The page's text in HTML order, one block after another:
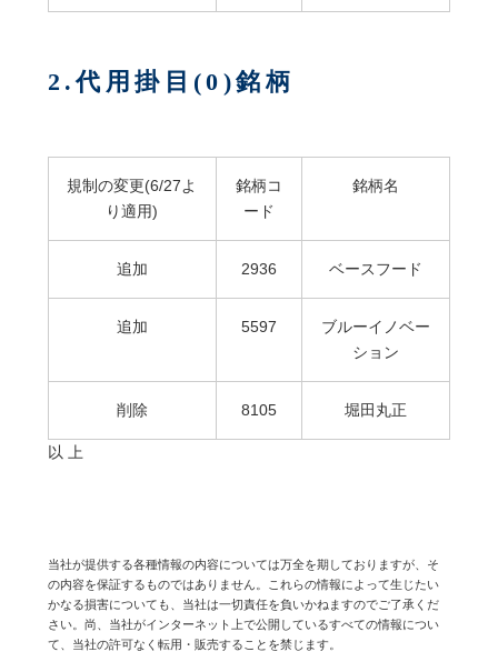
2.代用掛目(0)銘柄
規制の変更(6/27よ
り適用)
銘柄コ
ード
銘柄名
追加 2936 ベースフード
追加 5597
ブルーイノベー
ション
削除 8105 堀田丸正
以 上
当社が提供する各種情報の内容については万全を期しておりますが、そ
の内容を保証するものではありません。これらの情報によって生じたい
かなる損害についても、当社は一切責任を負いかねますのでご了承くだ
さい。尚、当社がインターネット上で公開しているすべての情報につい
て、当社の許可なく転用・販売することを禁じます。